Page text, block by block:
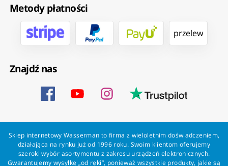
Metody płatności
przelew
Znajdź nas
Sklep internetowy Wasserman to firma z wieloletnim doświadczeniem,
działająca na rynku już od 1996 roku. Swoim klientom oferujemy
szeroki wybór asortymentu z zakresu urządzeń elektronicznych.
Gwarantujemy wysyłkę „od ręki”, ponieważ wszystkie produkty, jakie są